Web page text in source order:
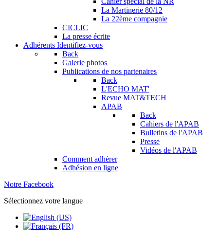
La Martinerie 80/12
La 22ème compagnie
CICLIC
La presse écrite
Adhérents Identifiez-vous
Back
Galerie photos
Publications de nos partenaires
Back
L'ECHO MAT'
Revue MAT&TECH
APAB
Back
Cahiers de l'APAB
Bulletins de l'APAB
Presse
Vidéos de l'APAB
Comment adhérer
Adhésion en ligne
Notre Facebook
Sélectionnez votre langue